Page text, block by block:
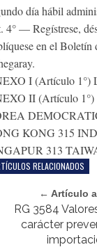
día hábil
4° — Regístrese,
en el
I (Artículo
II (Artículo
KONG 315
313
RELACIONADOS
← Artículo
RG 3584
carácter